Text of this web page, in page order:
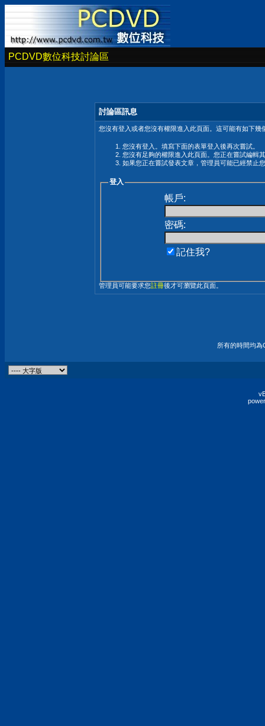
PCDVD數位科技討論區
討論區訊息
您沒有登入或者您沒有權限進入此頁面。這可能有如下幾
您沒有登入。填寫下面的表單登入後再次嘗試。
您沒有足夠的權限進入此頁面。您正在嘗試編輯
如果您正在嘗試發表文章，管理員可能已經禁止
登入
帳戶:
密碼:
記住我?
管理員可能要求您註冊後才可瀏覽此頁面。
所有的時間均為